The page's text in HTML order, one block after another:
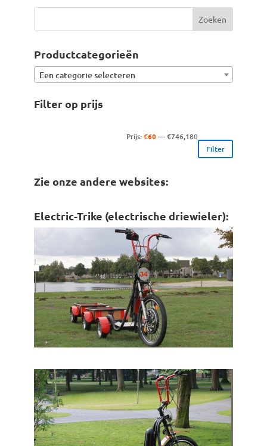
Productcategorieën
Een categorie selecteren
Filter op prijs
Filter
Prijs:€60—€746,180
Zie onze andere websites:
Electric-Trike (electrische driewieler):